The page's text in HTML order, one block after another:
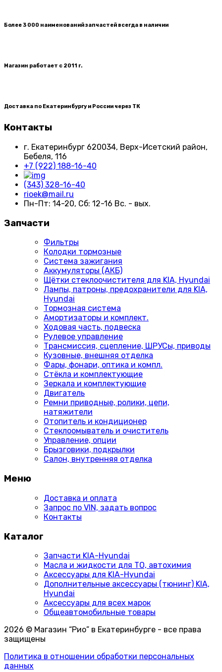
Более 3 000 наименований запчастей всегда в наличии
Магазин работает с 2011 г.
Доставка по Екатеринбургу и России через ТК
Контакты
г. Екатеринбург​ 620034, Верх-Исетский район,
Бебеля, 116
+7 (922) 188-16-40
(343) 328-16-40
rioek@mail.ru
Пн-Пт: 14-20, Сб: 12-16 Вс. - вых.
Запчасти
Фильтры
Колодки тормозные
Система зажигания
Аккумуляторы (АКБ)
Щётки стеклоочистителя для KIA, Hyundai
Лампы, патроны, предохранители для KIA,
Hyundai
Тормозная система
Амортизаторы и комплект.
Ходовая часть, подвеска
Рулевое управление
Трансмиссия, сцепление, ШРУСы, приводы
Кузовные, внешняя отделка
Фары, фонари, оптика и компл.
Стёкла и комплектующие
Зеркала и комплектующие
Двигатель
Ремни приводные, ролики, цепи,
натяжители
Отопитель и кондиционер
Стеклоомыватель и очиститель
Управление, опции
Брызговики, подкрылки
Салон, внутренняя отделка
Меню
Доставка и оплата
Запрос по VIN, задать вопрос
Контакты
Каталог
Запчасти KIA-Hyundai
Масла и жидкости для ТО, автохимия
Аксессуары для KIA-Hyundai
Дополнительные аксессуары (тюнинг) KIA,
Hyundai
Аксессуары для всех марок
Общеавтомобильные товары
2026 © Магазин “Рио” в Екатеринбурге - все права
защищены
Политика в отношении обработки персональных
данных